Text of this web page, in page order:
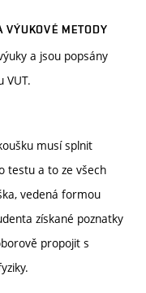
VÝUKOVÉ METODY
a jsou popsány
VUT.
musí splnit
testu a to ze všech
vedená formou
získané poznatky
propojit s